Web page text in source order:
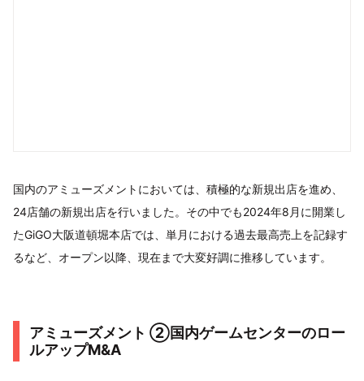
国内のアミューズメントにおいては、積極的な新規出店を進め、
24店舗の新規出店を行いました。その中でも2024年8月に開業し
たGiGO大阪道頓堀本店では、単月における過去最高売上を記録す
るなど、オープン以降、現在まで大変好調に推移しています。
アミューズメント ②国内ゲームセンターのロー
ルアップM&A